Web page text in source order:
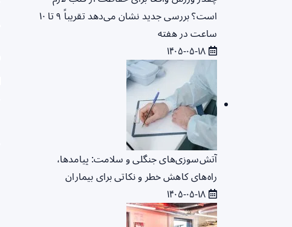
است؟ بررسی جدید نشان می‌دهد تقریباً ۹ تا ۱۰
ساعت در هفته
آتش‌سوزی‌های جنگلی و سلامت: پیامدها،
راه‌های کاهش خطر و نکاتی برای بیماران